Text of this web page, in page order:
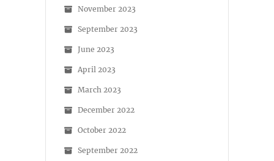
November 2023
September 2023
June 2023
April 2023
March 2023
December 2022
October 2022
September 2022